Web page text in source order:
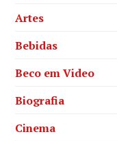
Artes
Bebidas
Beco em Video
Biografia
Cinema